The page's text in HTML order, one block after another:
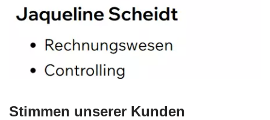
Stimmen unserer Kunden